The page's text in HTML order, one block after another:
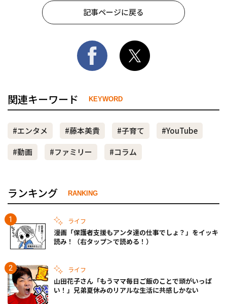
記事ページに戻る
関連キーワード KEYWORD
#エンタメ #藤本美貴 #子育て
#YouTube
#動画
#ファミリー #コラム
ランキング RANKING
ライフ
漫画「保護者支援もアンタ達の仕事でしょ？」をイッキ
読み！（右タップ＞で読める！）
ライフ
山田花子さん「もうママ毎日ご飯のことで頭がいっぱ
い！」兄弟夏休みのリアルな生活に共感しかない